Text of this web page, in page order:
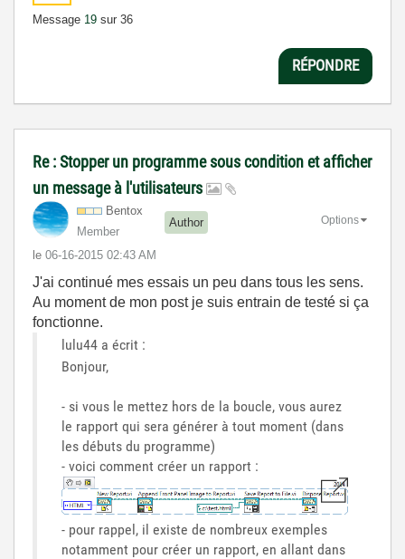
Message 19 sur 36
RÉPONDRE
Re : Stopper un programme sous condition et afficher
un message à l'utilisateurs
Bentox
Member
Author
le ‎06-16-2015 02:43 AM
Options
J'ai continué mes essais un peu dans tous les sens.
Au moment de mon post je suis entrain de testé si ça
fonctionne.
lulu44 a écrit :
Bonjour,
- si vous le mettez hors de la boucle, vous aurez
le rapport qui sera générer à tout moment (dans
les débuts du programme)
- voici comment créer un rapport :
- pour rappel, il existe de nombreux exemples
notamment pour créer un rapport, en allant dans